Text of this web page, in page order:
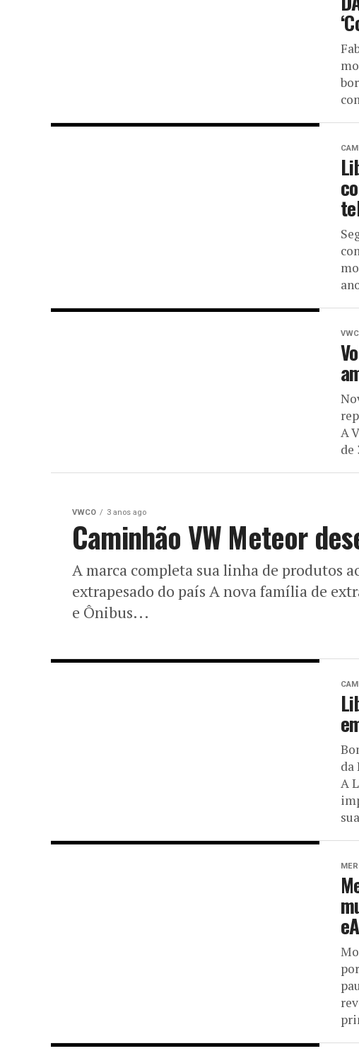
A
de
VWCO 3 anos ago
Caminhão VW Meteor
A marca completa sua linha de produtos
extrapesado do país A nova família de
e Ônibus...
da
A